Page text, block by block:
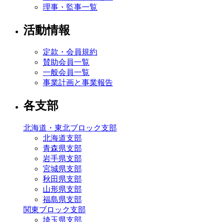
理事・監事一覧
活動情報
定款・会員規約
賛助会員一覧
一般会員一覧
事業計画と事業報告
各支部
北海道・東北ブロック支部
北海道支部
青森県支部
岩手県支部
宮城県支部
秋田県支部
山形県支部
福島県支部
関東ブロック支部
埼玉県支部